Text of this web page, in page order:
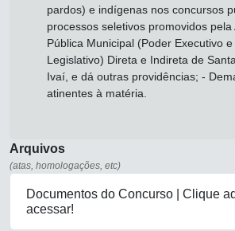
pardos) e indígenas nos concursos
processos seletivos promovidos pela
Pública Municipal (Poder Executivo
Legislativo) Direta e Indireta de
Ivaí, e dá outras providências; -
atinentes à matéria.
Arquivos
(atas, homologações, etc)
Documentos do Concurso | Clique
acessar!